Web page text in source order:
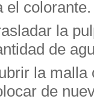
el colorante.
la
de
la malla
de